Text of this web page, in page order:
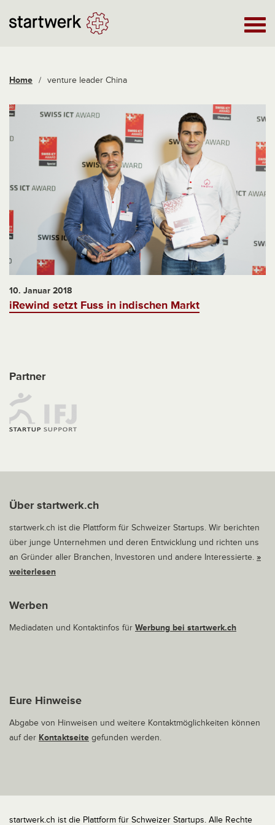
Home / venture leader China
10. Januar 2018
iRewind setzt Fuss in indischen Markt
Partner
Über startwerk.ch
startwerk.ch ist die Plattform für Schweizer Startups. Wir berichten
über junge Unternehmen und deren Entwicklung und richten uns
an Gründer aller Branchen, Investoren und andere Interessierte. »
weiterlesen
Werben
Mediadaten und Kontaktinfos für Werbung bei startwerk.ch
Eure Hinweise
Abgabe von Hinweisen und weitere Kontaktmöglichkeiten können
auf der Kontaktseite gefunden werden.
startwerk.ch ist die Plattform für Schweizer Startups. Alle Rechte